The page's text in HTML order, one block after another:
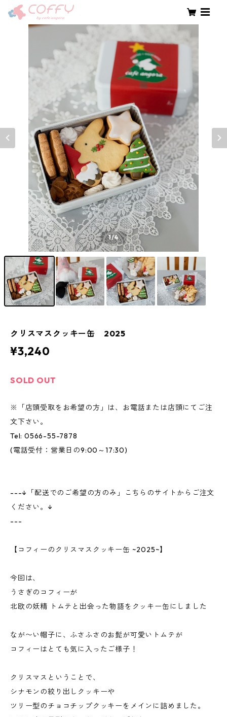
1/4
クリスマスクッキー缶 2025
¥3,240
SOLD OUT
※「店頭受取をお希望の方」は、お電話または店頭にてご注
文下さい。
Tel: 0566-55-7878
(電話受付：営業日の9:00～17:30)
---↓「配送でのご希望の方のみ」こちらのサイトからご注文
ください。↓
---
【コフィーのクリスマスクッキー缶 ~2025~】
今回は、
うさぎのコフィーが
北欧の妖精 トムテと出会った物語をクッキー缶にしました
なが〜い帽子に、ふさふさのお髭が可愛いトムテが
コフィーはとても気に入ったご様子！
クリスマスということで、
シナモンの絞り出しクッキーや
ツリー型のチョコチップクッキーをメインに詰めました。